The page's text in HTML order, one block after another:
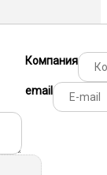
Компания
email